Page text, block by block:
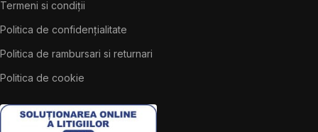
Termeni si condiții
Politica de confidențialitate
Politica de rambursari si returnari
Politica de cookie